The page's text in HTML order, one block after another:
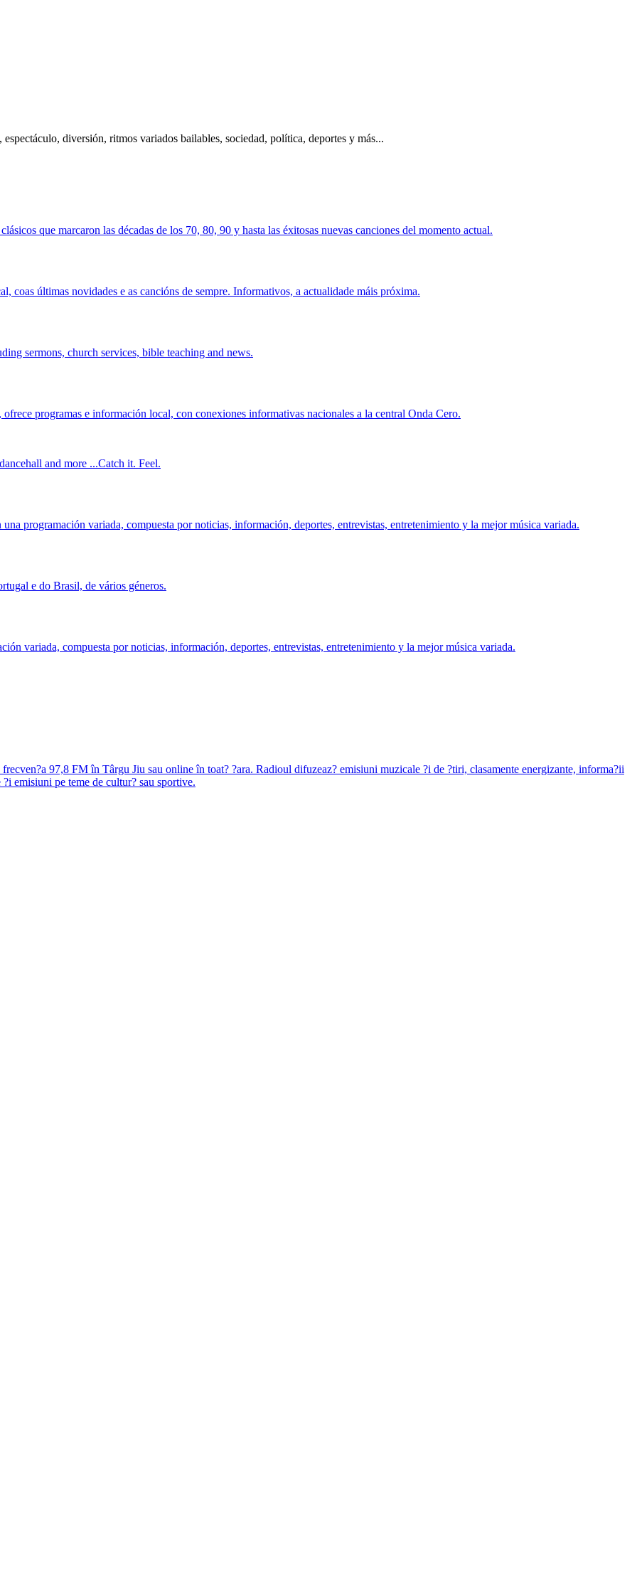
diversión, ritmos variados bailables, sociedad, política, deportes y más...
que marcaron las décadas de los 70, 80, 90 y hasta las éxitosas nuevas canciones del momento actual.
coas últimas novidades e as cancións de sempre. Informativos, a actualidade máis próxima.
sermons, church services, bible teaching and news.
programas e información local, con conexiones informativas nacionales a la central Onda Cero.
and more ...Catch it. Feel.
programación variada, compuesta por noticias, información, deportes, entrevistas, entretenimiento y la mejor música variada.
e do Brasil, de vários géneros.
variada, compuesta por noticias, información, deportes, entrevistas, entretenimiento y la mejor música variada.
97,8 FM în Târgu Jiu sau online în toat? ?ara. Radioul difuzeaz? emisiuni muzicale ?i de ?tiri, clasamente energizante, informa?ii
emisiuni pe teme de cultur? sau sportive.